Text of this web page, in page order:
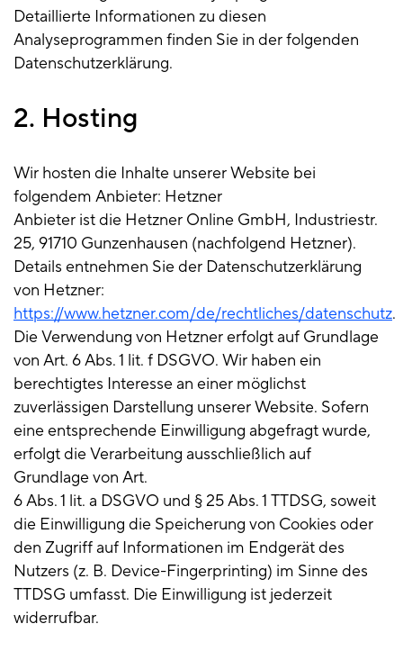
Detaillierte Informationen zu diesen
Analyseprogrammen finden Sie in der folgenden
Datenschutzerklärung.
2. Hosting
Wir hosten die Inhalte unserer Website bei
folgendem Anbieter: Hetzner
Anbieter ist die Hetzner Online GmbH, Industriestr.
25, 91710 Gunzenhausen (nachfolgend Hetzner).
Details entnehmen Sie der Datenschutzerklärung
von Hetzner:
https://www.hetzner.com/de/rechtliches/datenschutz.
Die Verwendung von Hetzner erfolgt auf Grundlage
von Art. 6 Abs. 1 lit. f DSGVO. Wir haben ein
berechtigtes Interesse an einer möglichst
zuverlässigen Darstellung unserer Website. Sofern
eine entsprechende Einwilligung abgefragt wurde,
erfolgt die Verarbeitung ausschließlich auf
Grundlage von Art.
6 Abs. 1 lit. a DSGVO und § 25 Abs. 1 TTDSG, soweit
die Einwilligung die Speicherung von Cookies oder
den Zugriff auf Informationen im Endgerät des
Nutzers (z. B. Device-Fingerprinting) im Sinne des
TTDSG umfasst. Die Einwilligung ist jederzeit
widerrufbar.